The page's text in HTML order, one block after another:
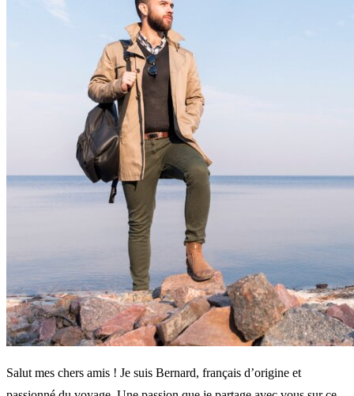
Salut mes chers amis ! Je suis Bernard, français d’origine et